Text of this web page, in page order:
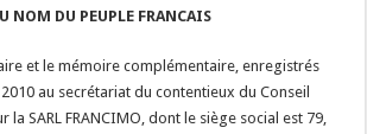
NOM DU PEUPLE FRANCAIS
et le mémoire complémentaire, enregistrés
au secrétariat du contentieux du Conseil
la SARL FRANCIMO, dont le siège social est 79,